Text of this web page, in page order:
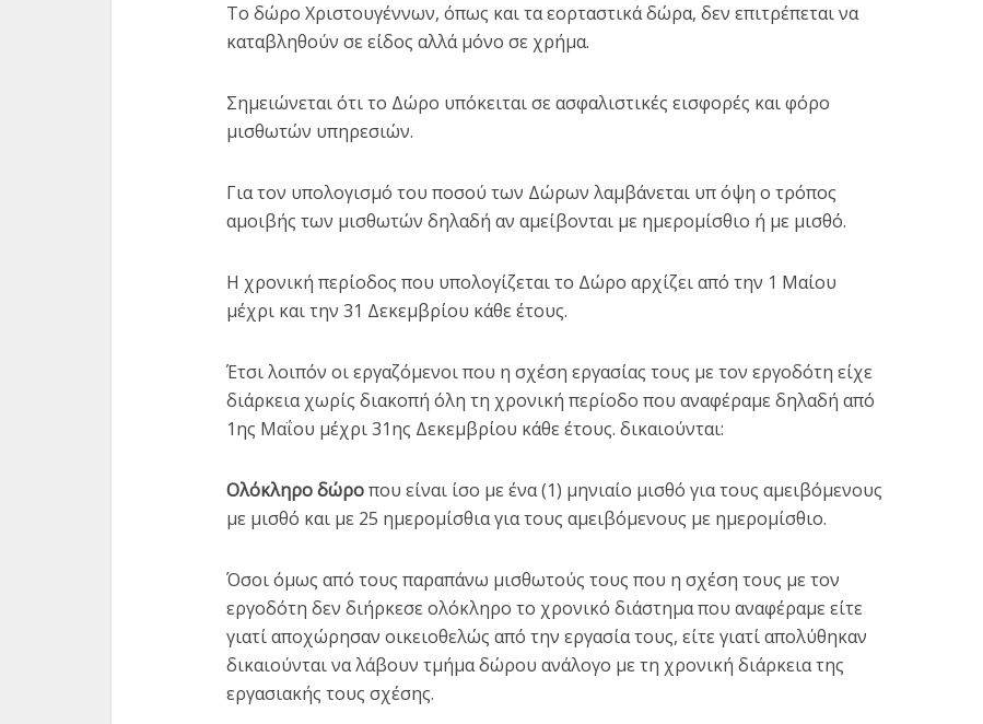
Το δώρο Χριστουγέννων, όπως και τα εορταστικά δώρα, δεν επιτρέπεται να
καταβληθούν σε είδος αλλά μόνο σε χρήμα.
Σημειώνεται ότι το Δώρο υπόκειται σε ασφαλιστικές εισφορές και φόρο
μισθωτών υπηρεσιών.
Για τον υπολογισμό του ποσού των Δώρων λαμβάνεται υπ όψη ο τρόπος
αμοιβής των μισθωτών δηλαδή αν αμείβονται με ημερομίσθιο ή με μισθό.
Η χρονική περίοδος που υπολογίζεται το Δώρο αρχίζει από την 1 Μαίου
μέχρι και την 31 Δεκεμβρίου κάθε έτους.
Έτσι λοιπόν οι εργαζόμενοι που η σχέση εργασίας τους με τον εργοδότη είχε
διάρκεια χωρίς διακοπή όλη τη χρονική περίοδο που αναφέραμε δηλαδή από
1ης Μαΐου μέχρι 31ης Δεκεμβρίου κάθε έτους. δικαιούνται:
Ολόκληρο δώροπου είναι ίσο με ένα (1) μηνιαίο μισθό για τους αμειβόμενους
με μισθό και με 25 ημερομίσθια για τους αμειβόμενους με ημερομίσθιο.
Όσοι όμως από τους παραπάνω μισθωτούς τους που η σχέση τους με τον
εργοδότη δεν διήρκεσε ολόκληρο το χρονικό διάστημα που αναφέραμε είτε
γιατί αποχώρησαν οικειοθελώς από την εργασία τους, είτε γιατί απολύθηκαν
δικαιούνται να λάβουν τμήμα δώρου ανάλογο με τη χρονική διάρκεια της
εργασιακής τους σχέσης.
Ραβιόλος: Είμαστε πια
πρωταθλητές
1 min read
Αντίστροφη μέτρηση για
Σαρωτικές...